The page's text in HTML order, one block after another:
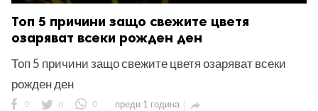
Топ 5 причини защо свежите цветя
озаряват всеки рожден ден
Топ 5 причини защо свежите цветя озаряват всеки
рожден ден
0 0 0 преди 1 година 